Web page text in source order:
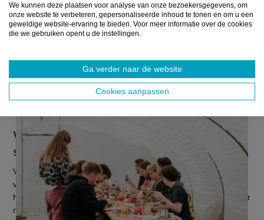
We kunnen deze plaatsen voor analyse van onze bezoekersgegevens, om
onze website te verbeteren, gepersonaliseerde inhoud te tonen en om u een
geweldige website-ervaring te bieden. Voor meer informatie over de cookies
die we gebruiken opent u de instellingen.
Ga verder naar de website
Cookies aanpassen
Vier Antwerpse landbouwbedrijven
storten zich op zakelijk toerisme
Vier Antwerpse bedrijven willen met zakelijk toerisme een
verdienmodel toevoegen aan hun bedrijfsvoering. Zij namen
het voorbije jaar deel aan het project MICE, een afkorting voor
meetings,...